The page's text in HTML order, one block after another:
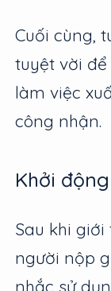
Cuối cùng,
tuyệt vời
làm việc
công nhận.
Khởi động
Sau khi
người nộp
nhắc sử